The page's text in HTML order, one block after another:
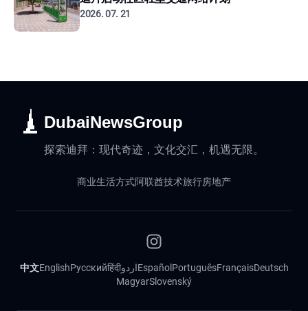
2026. 07. 21
DubaiNewsGroup
探索迪拜：现代奇迹，文化交汇，机遇无限。
商业生活方式阿联酋技术旅行房地产
中文EnglishРусскийहिंदीاردوEspañol PortuguêsFrançaisDeutsch
MagyarSlovenský